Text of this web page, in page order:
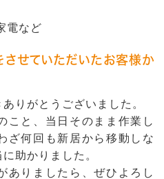
電など
させていただいたお客様か
りがとうございました。
こと、当日そのまま作業し
ざ何回も新居から移動しな
助かりました。
ありましたら、ぜひよろし